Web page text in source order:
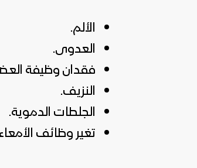
الألم.
العدوى.
فقدان وظيفة
النزيف.
الجلطات الدموية.
تغير وظائف